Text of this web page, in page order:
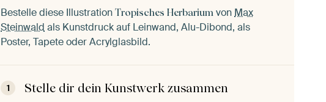
Bestelle diese Illustration Tropisches Herbarium von Max
Steinwald als Kunstdruck auf Leinwand, Alu-Dibond, als
Poster, Tapete oder Acrylglasbild.
1 Stelle dir dein Kunstwerk zusammen